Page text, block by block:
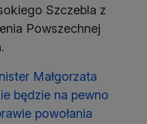
Szczebla z
Powszechnej
Małgorzata
będzie na pewno
powołania